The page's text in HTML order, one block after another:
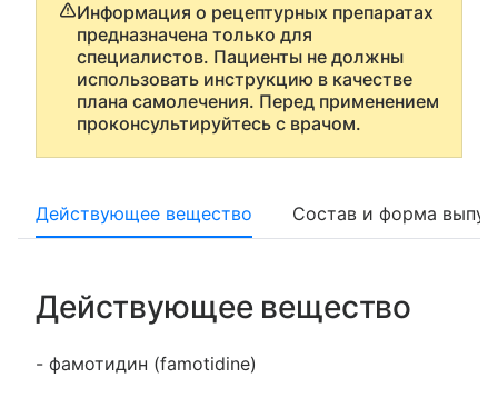
Информация о рецептурных препаратах
предназначена только для
специалистов. Пациенты не должны
использовать инструкцию в качестве
плана самолечения. Перед применением
проконсультируйтесь с врачом.
Действующее вещество Состав и форма
Действующее вещество
- фамотидин (famotidine)